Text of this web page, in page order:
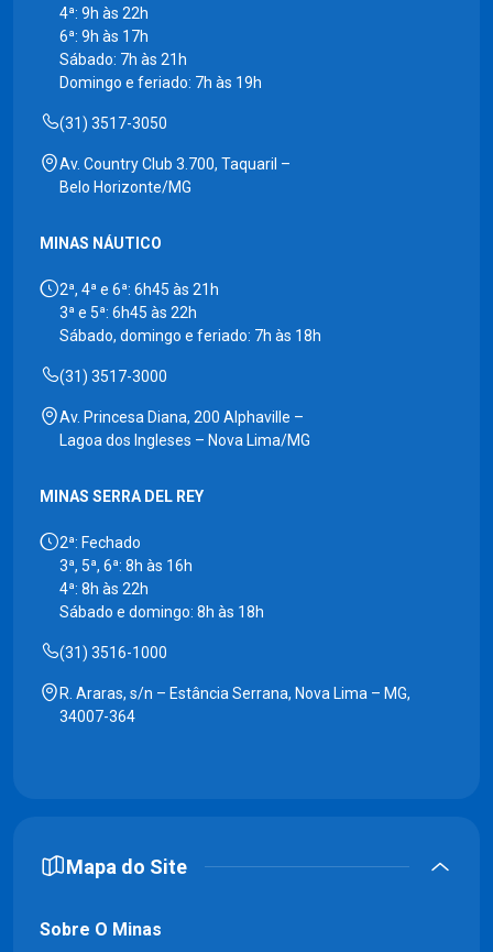
4ª: 9h às 22h
6ª: 9h às 17h
Sábado: 7h às 21h
Domingo e feriado: 7h às 19h
(31) 3517-3050
Av. Country Club 3.700, Taquaril –
Belo Horizonte/MG
MINAS NÁUTICO
2ª, 4ª e 6ª: 6h45 às 21h
3ª e 5ª: 6h45 às 22h
Sábado, domingo e feriado: 7h às 18h
(31) 3517-3000
Av. Princesa Diana, 200 Alphaville –
Lagoa dos Ingleses – Nova Lima/MG
MINAS SERRA DEL REY
2ª: Fechado
3ª, 5ª, 6ª: 8h às 16h
4ª: 8h às 22h
Sábado e domingo: 8h às 18h
(31) 3516-1000
R. Araras, s/n – Estância Serrana, Nova Lima – MG,
34007-364
Mapa do Site
Sobre O Minas